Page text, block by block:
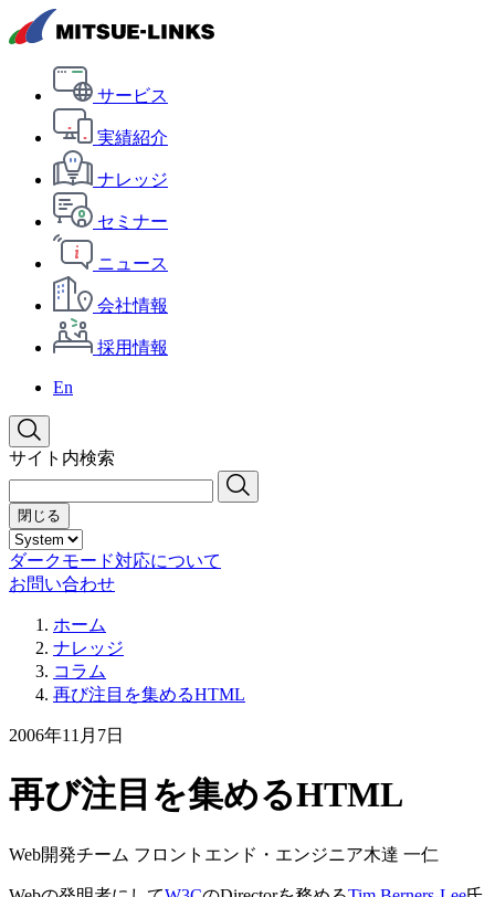
サービス
実績紹介
ナレッジ
セミナー
ニュース
会社情報
採用情報
En
サイト内検索
閉じる
ダークモード対応について
お問い合わせ
ホーム
ナレッジ
コラム
再び注目を集めるHTML
2006年11月7日
再び注目を集めるHTML
Web開発チーム フロントエンド・エンジニア木達 一仁